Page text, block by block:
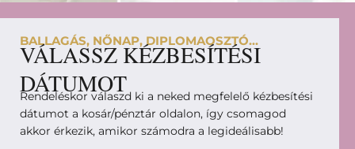
BALLAGÁS, NŐNAP, DIPLOMAOSZTÓ...
VÁLASSZ KÉZBESÍTÉSI
DÁTUMOT
Rendeléskor válaszd ki a neked megfelelő kézbesítési
dátumot a kosár/pénztár oldalon, így csomagod
akkor érkezik, amikor számodra a legideálisabb!